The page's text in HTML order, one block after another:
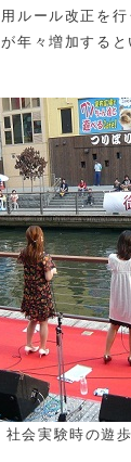
ルール改正を
年々増加すると
社会実験時の遊